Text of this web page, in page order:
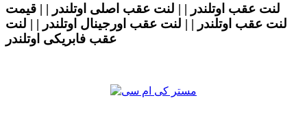
لنت عقب اوتلندر | | لنت عقب اصلی اوتلندر | | قیمت
لنت عقب اوتلندر | | لنت عقب اورجینال اوتلندر | | لنت
عقب فابریکی اوتلندر